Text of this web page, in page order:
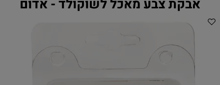
אבקת צבע מאכל לשוקולד - אדום